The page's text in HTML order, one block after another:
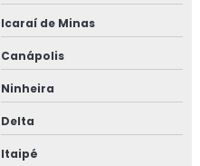
Icaraí de Minas
Canápolis
Ninheira
Delta
Itaipé